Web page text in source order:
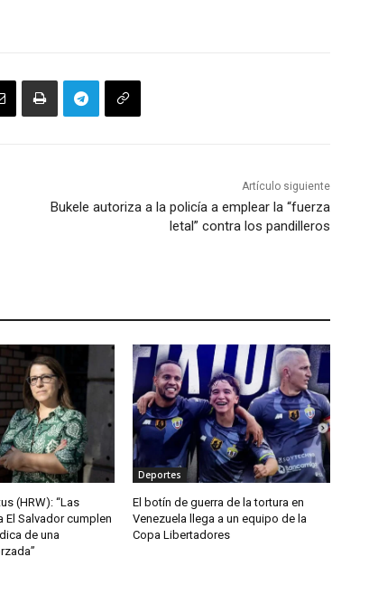
Artículo siguiente
Bukele autoriza a la policía a emplear la “fuerza
letal” contra los pandilleros
(HRW): “Las
El Salvador cumplen
de una
Deportes
El botín de guerra de la tortura en
Venezuela llega a un equipo de la
Copa Libertadores